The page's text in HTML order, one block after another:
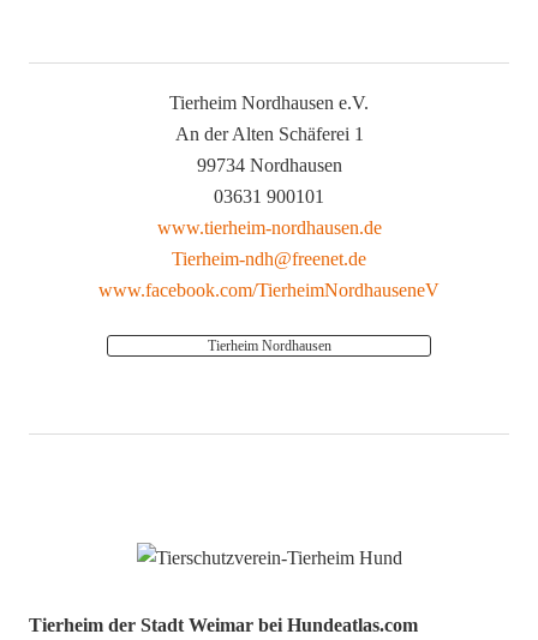
Tierheim Nordhausen e.V.
An der Alten Schäferei 1
99734 Nordhausen
03631 900101
www.tierheim-nordhausen.de
Tierheim-ndh@freenet.de
www.facebook.com/TierheimNordhauseneV
Tierheim Nordhausen
Tierheim der Stadt Weimar bei Hundeatlas.com